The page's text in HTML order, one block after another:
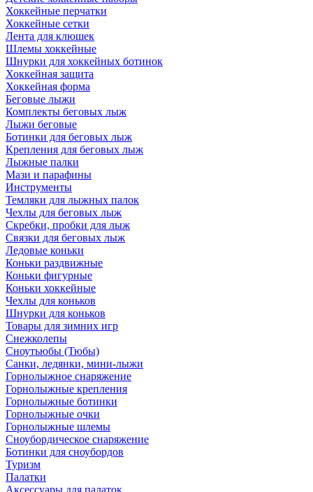
Хоккейные перчатки
Хоккейные сетки
Лента для клюшек
Шлемы хоккейные
Шнурки для хоккейных ботинок
Хоккейная защита
Хоккейная форма
Беговые лыжи
Комплекты беговых лыж
Лыжи беговые
Ботинки для беговых лыж
Крепления для беговых лыж
Лыжные палки
Мази и парафины
Инструменты
Темляки для лыжных палок
Чехлы для беговых лыж
Скребки, пробки для лыж
Связки для беговых лыж
Ледовые коньки
Коньки раздвижные
Коньки фигурные
Коньки хоккейные
Чехлы для коньков
Шнурки для коньков
Товары для зимних игр
Снежколепы
Сноутьюбы (Тюбы)
Санки, ледянки, мини-лыжи
Горнолыжное снаряжение
Горнолыжные крепления
Горнолыжные ботинки
Горнолыжные очки
Горнолыжные шлемы
Сноубордическое снаряжение
Ботинки для сноубордов
Туризм
Палатки
Аксессуары для палаток